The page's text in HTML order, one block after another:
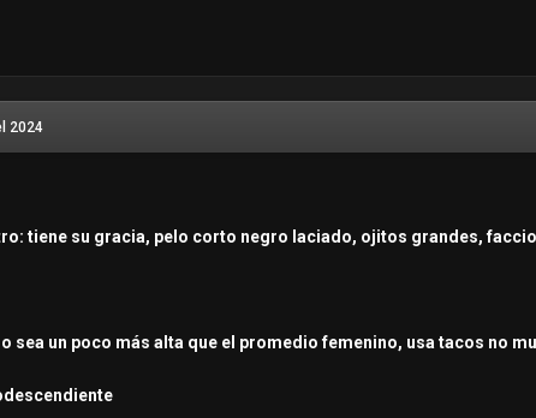
2024
tiene su gracia, pelo corto negro laciado, ojitos grandes,
sea un poco más alta que el promedio femenino, usa tacos no